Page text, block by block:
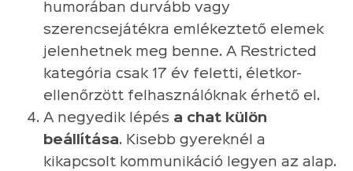
humorában durvább vagy
szerencsejátékra emlékeztető elemek
jelenhetnek meg benne. A Restricted
kategória csak 17 év feletti, életkor-
ellenőrzött felhasználóknak érhető el.
A negyedik lépés a chat külön
beállítása. Kisebb gyereknél a
kikapcsolt kommunikáció legyen az alap.